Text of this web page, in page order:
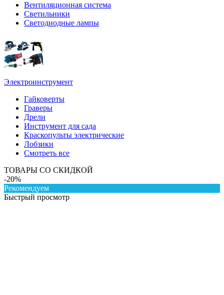
Вентиляционная система
Светильники
Светодиодные лампы
Электроинструмент
Гайковерты
Граверы
Дрели
Инструмент для сада
Краскопульты электрические
Лобзики
Смотреть все
ТОВАРЫ СО СКИДКОЙ
-20%
Рекомендуем
Быстрый просмотр